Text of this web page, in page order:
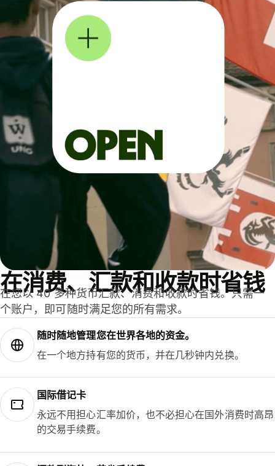
在消费、汇款和收款时省钱
在您以 40 多种货币汇款、消费和收款时省钱。只需一
个账户，即可随时满足您的所有需求。
随时随地管理您在世界各地的资金。
在一个地方持有您的货币，并在几秒钟内兑换。
国际借记卡
永远不用担心汇率加价，也不必担心在国外消费时高昂
的交易手续费。